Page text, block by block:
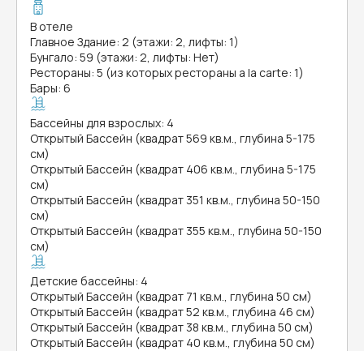
В отеле
Главное Здание: 2 (этажи: 2, лифты: 1)
Бунгало: 59 (этажи: 2, лифты: Нет)
Рестораны: 5 (из которых рестораны a la carte: 1)
Бары: 6
Бассейны для взрослых: 4
Открытый Бассейн (квадрат 569 кв.м., глубина 5-175
см)
Открытый Бассейн (квадрат 406 кв.м., глубина 5-175
см)
Открытый Бассейн (квадрат 351 кв.м., глубина 50-150
см)
Открытый Бассейн (квадрат 355 кв.м., глубина 50-150
см)
Детские бассейны: 4
Открытый Бассейн (квадрат 71 кв.м., глубина 50 см)
Открытый Бассейн (квадрат 52 кв.м., глубина 46 см)
Открытый Бассейн (квадрат 38 кв.м., глубина 50 см)
Открытый Бассейн (квадрат 40 кв.м., глубина 50 см)